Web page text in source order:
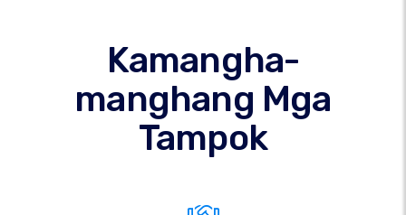
Kamangha-
manghang Mga
Tampok